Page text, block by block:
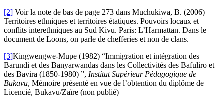
[2] Voir la note de bas de page 273 dans Muchukiwa, B. (2006)
Territoires ethniques et territoires étatiques. Pouvoirs locaux et
conflits interethniques au Sud Kivu. Paris: L’Harmattan. Dans le
document de Loons, on parle de chefferies et non de clans.
[3]Kingwengwe-Mupe (1982) “Immigration et intégration des
Barundi et des Banyarwandas dans les Collectivités des Bafuliro et
des Bavira (1850-1980) ”, Institut Supérieur Pédagogique de
Bukavu, Mémoire présenté en vue de l’obtention du diplôme de
Licencié, Bukavu/Zaïre (non publié)